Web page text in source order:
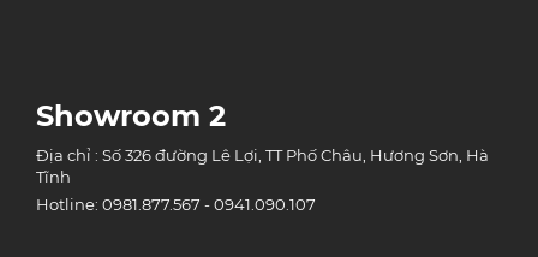
Showroom 2
Địa chỉ : Số 326 đường Lê Lợi, TT Phố Châu, Hương Sơn, Hà
Tĩnh
Hotline: 0981.877.567 - 0941.090.107